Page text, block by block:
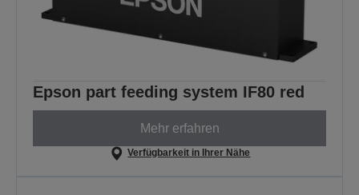
Epson part feeding system IF80 red
Mehr erfahren
Verfügbarkeit in Ihrer Nähe